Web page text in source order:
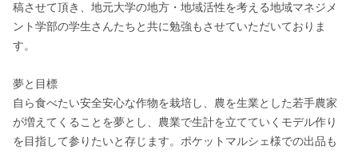
稿させて頂き、地元大学の地方・地域活性を考える地域マネジメ
ント学部の学生さんたちと共に勉強もさせていただいておりま
す。
夢と目標
自ら食べたい安全安心な作物を栽培し、農を生業とした若手農家
が増えてくることを夢とし、農業で生計を立てていくモデル作り
を目指して参りたいと存じます。ポケットマルシェ様での出品も